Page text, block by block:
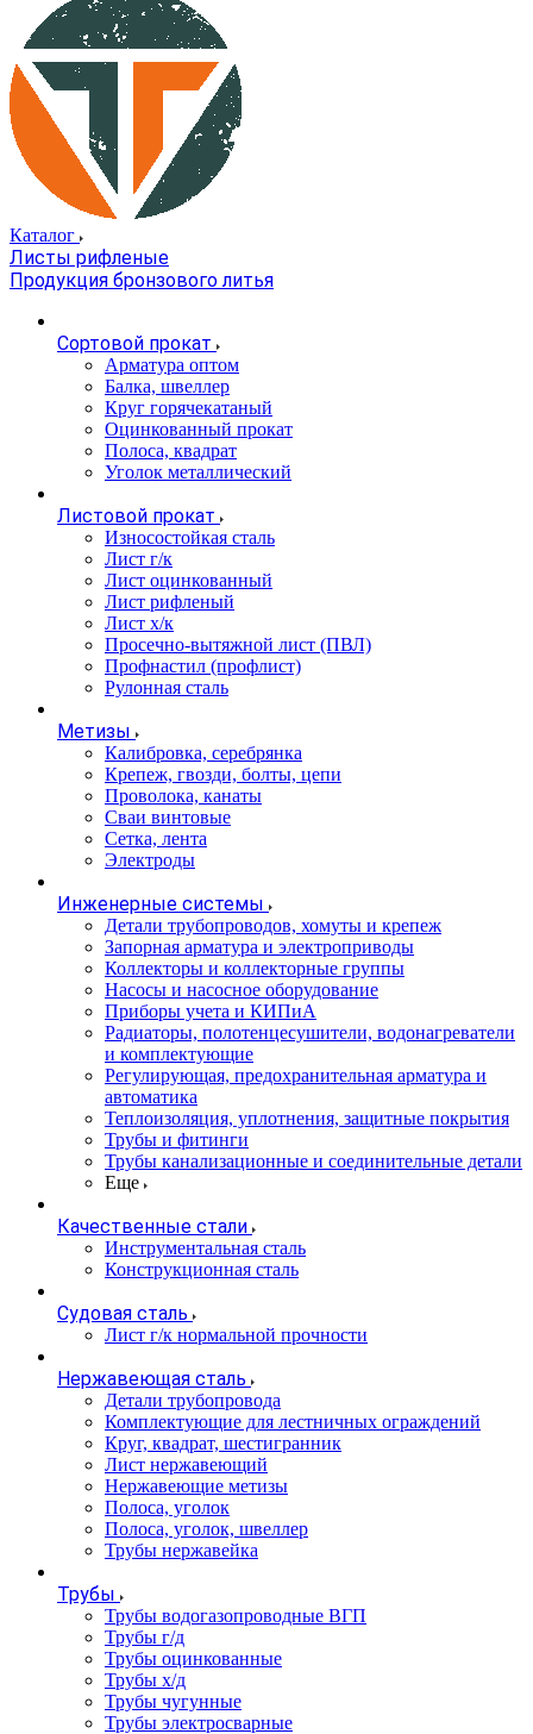
Каталог
Листы рифленые
Продукция бронзового литья
Сортовой прокат
Арматура оптом
Балка, швеллер
Круг горячекатаный
Оцинкованный прокат
Полоса, квадрат
Уголок металлический
Листовой прокат
Износостойкая сталь
Лист г/к
Лист оцинкованный
Лист рифленый
Лист х/к
Просечно-вытяжной лист (ПВЛ)
Профнастил (профлист)
Рулонная сталь
Метизы
Калибровка, серебрянка
Крепеж, гвозди, болты, цепи
Проволока, канаты
Сваи винтовые
Сетка, лента
Электроды
Инженерные системы
Детали трубопроводов, хомуты и крепеж
Запорная арматура и электроприводы
Коллекторы и коллекторные группы
Насосы и насосное оборудование
Приборы учета и КИПиА
Радиаторы, полотенцесушители, водонагреватели
и комплектующие
Регулирующая, предохранительная арматура и
автоматика
Теплоизоляция, уплотнения, защитные покрытия
Трубы и фитинги
Трубы канализационные и соединительные детали
Еще
Качественные стали
Инструментальная сталь
Конструкционная сталь
Судовая сталь
Лист г/к нормальной прочности
Нержавеющая сталь
Детали трубопровода
Комплектующие для лестничных ограждений
Круг, квадрат, шестигранник
Лист нержавеющий
Нержавеющие метизы
Полоса, уголок
Полоса, уголок, швеллер
Трубы нержавейка
Трубы
Трубы водогазопроводные ВГП
Трубы г/д
Трубы оцинкованные
Трубы х/д
Трубы чугунные
Трубы электросварные